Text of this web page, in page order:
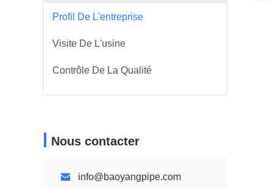
Profil De L'entreprise
Visite De L'usine
Contrôle De La Qualité
Nous contacter
info@baoyangpipe.com